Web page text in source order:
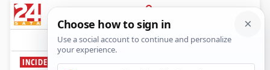
PRIJAVA
News Komentari
INCIDENT TIJEKOM MOLITVE